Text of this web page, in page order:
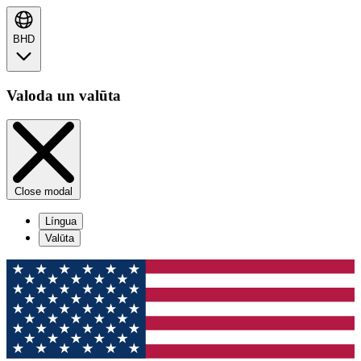
BHD
Valoda un valūta
Close modal
Língua
Valūta